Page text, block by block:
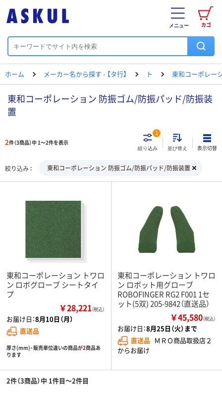
カゴ
メニュー
ホーム メーカー名から探す - 【タ行】 ト 東和コーポレー
東和コーポレーション 防振ゴム/防振パッド/防振装
置
2件（3商品）中 1～2件を表示
絞り込み
1
並び替え 表示切替
絞り込み 東和コーポレーション 防振ゴム/防振パッド/防振装置
東和コーポレーション トワロ
ン ロボグローブ シートタイ
プ
￥28,221（税込）
お届け日：8月10日（月）
直送品
厚さ(mm)・販売単位違いの商品が2商品あ
ります
東和コーポレーション トワロ
ン ロボット用グローブ
ROBOFINGER RG2 F001 1セ
ット(5双) 205-9842（直送品）
￥45,580（税込）
お届け日：8月25日（火）まで
直送品 ＭＲＯ商品取扱店２
からお届け
2件（3商品）中 1件目～2件目